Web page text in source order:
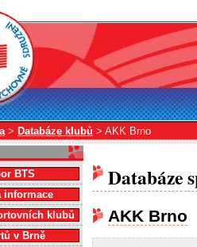
> Databáze klubů > AKK Brno
Databáze
AKK Brno
BTS
informace
klubů
v Brně